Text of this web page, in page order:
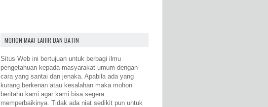
MOHON MAAF LAHIR DAN BATIN
Situs Web ini bertujuan untuk berbagi ilmu
pengetahuan kepada masyarakat umum dengan
cara yang santai dan jenaka. Apabila ada yang
kurang berkenan atau kesalahan maka mohon
beritahu kami agar kami bisa segera
memperbaikinya. Tidak ada niat sedikit pun untuk